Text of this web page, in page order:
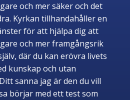
och mer säker och det
Kyrkan tillhandahåller en
för att hjälpa dig att
och mer framgångsrik
där du kan erövra livets
kunskap och utan
sanna jag är den du vill
börjar med ett test som